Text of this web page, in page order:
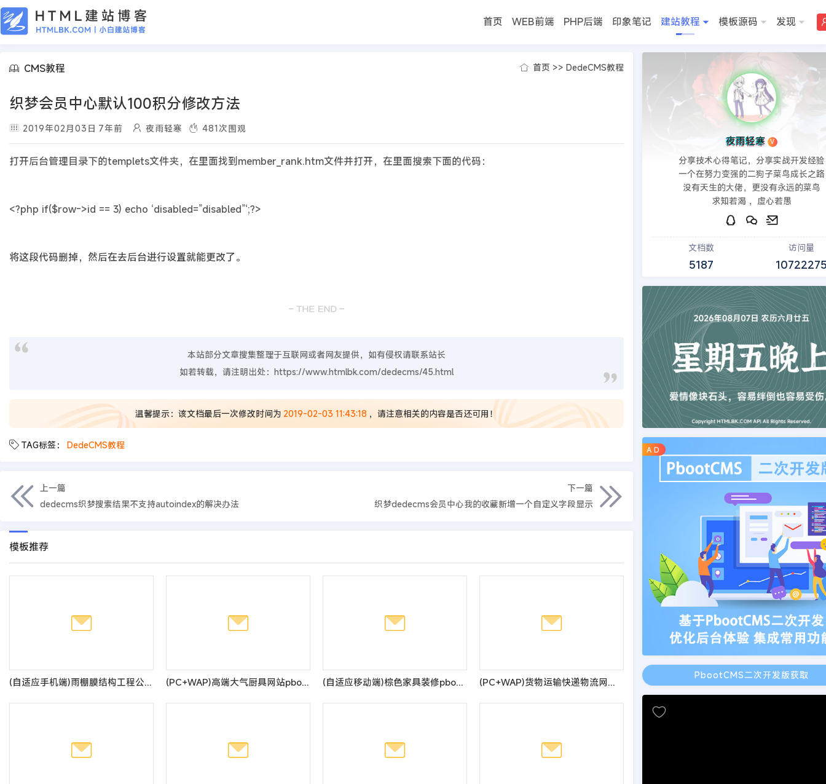
首页 WEB前端 PHP后端 印象笔记 建站教程 模板源码 发现
CMS教程 首页 >> DedeCMS教程
织梦会员中心默认100积分修改方法
2019年02月03日 7年前 夜雨轻寒 481 次围观
打开后台管理目录下的templets文件夹，在里面找到member_rank.htm文件并打开，在里面搜索下面的代码：
<?php if($row->id == 3) echo ‘disabled=”disabled”‘;?>
将这段代码删掉，然后在去后台进行设置就能更改了。
本站部分文章搜集整理于互联网或者网友提供，如有侵权请联系站长
如若转载，请注明出处： https://www.htmlbk.com/dedecms/45.html
温馨提示：该文档最后一次修改时间为 2019-02-03 11:43:18 ，请注意相关的内容是否还可用！
TAG标签： DedeCMS教程
上一篇
dedecms织梦搜索结果不支持autoindex的解决办法
下一篇
织梦dedecms会员中心我的收藏新增一个自定义字段显示
模板推荐
(自适应手机端)雨棚膜结构工程公司pbootcms网站模板 车棚雨棚定制网站源码 (PC+WAP)高端大气厨具网站pbootcms模板 橱柜设计网站源码 (自适应移动端)棕色家具装修pbootcms网站模板 响应式家具建材类网站源码 (PC+WAP)货物运输快递物流网站pbootcms模板 汽车贸易网站源码
夜雨轻寒 V
分享技术心得笔记，分享实战开发经验
一个在努力变强的二狗子菜鸟成长之路
没有天生的大佬，更没有永远的菜鸟
求知若渴 ，虚心若愚
文档数
5187
访问量
A D
PbootCMS二次开发版获取